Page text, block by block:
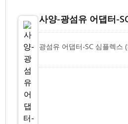
사양-광섬유 어댑터-
광섬유 어댑터-SC 심플렉스